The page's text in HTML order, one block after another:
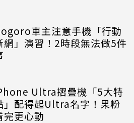
車主注意手機「行動
網」演習！2時段無法做5件
Ultra摺疊機「5大特
」配得起Ultra名字！果粉
完更心動